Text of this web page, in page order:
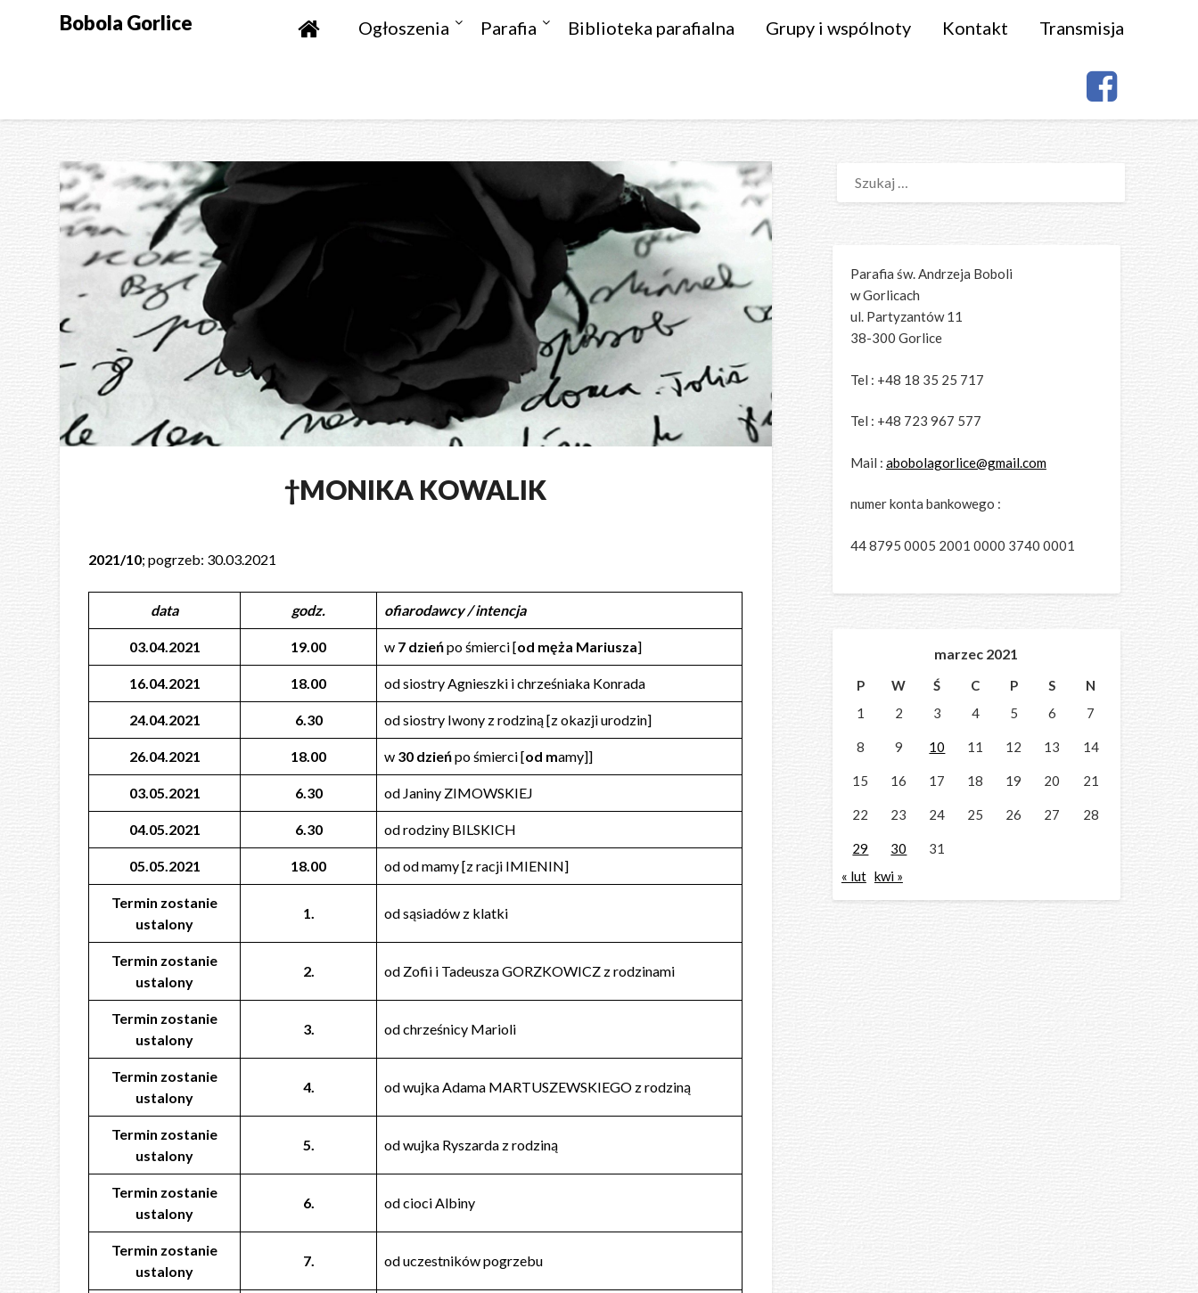
Bobola Gorlice Ogłoszenia Parafia Biblioteka parafialna Grupy i wspólnoty Kontakt Transmisja
†MONIKA KOWALIK
2021/10; pogrzeb: 30.03.2021
data godz. ofiarodawcy / intencja
03.04.2021 19.00 w 7 dzieńpo śmierci [od męża Mariusza]
16.04.2021 18.00 od siostry Agnieszki i chrześniaka Konrada
24.04.2021 6.30 od siostry Iwony z rodziną [z okazji urodzin]
26.04.2021 18.00 w 30 dzieńpo śmierci [od mamy]]
03.05.2021 6.30 od Janiny ZIMOWSKIEJ
04.05.2021 6.30 od rodziny BILSKICH
05.05.2021 18.00 od od mamy [z racji IMIENIN]
Termin zostanie
ustalony
1. od sąsiadów z klatki
Termin zostanie
ustalony
2. od Zofii i Tadeusza GORZKOWICZ z rodzinami
Termin zostanie
ustalony
3. od chrześnicy Marioli
Termin zostanie
ustalony
4. od wujka Adama MARTUSZEWSKIEGO z rodziną
Termin zostanie
ustalony
5. od wujka Ryszarda z rodziną
Termin zostanie
ustalony
6. od cioci Albiny
Termin zostanie
ustalony
7. od uczestników pogrzebu
Parafia św. Andrzeja Boboli
w Gorlicach
ul. Partyzantów 11
38-300 Gorlice
Tel : +48 18 35 25 717
Tel : +48 723 967 577
Mail : abobolagorlice@gmail.com
numer konta bankowego :
44 8795 0005 2001 0000 3740 0001
marzec 2021
P W Ś C P S
N
1
2 3 4 5 6 7
8 9 10 11 12 13 14
15 16 17 18 19 20 21
22 23 24 25 26 27 28
29 30
31
« lut kwi »